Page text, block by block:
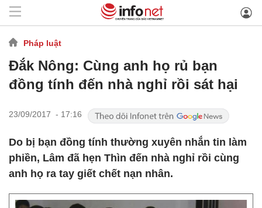
Pháp luật
Đắk Nông: Cùng anh họ rủ bạn
đồng tính đến nhà nghỉ rồi sát hại
23/09/2017 - 17:16
Do bị bạn đồng tính thường xuyên nhắn tin làm
phiền, Lâm đã hẹn Thìn đến nhà nghỉ rồi cùng
anh họ ra tay giết chết nạn nhân.